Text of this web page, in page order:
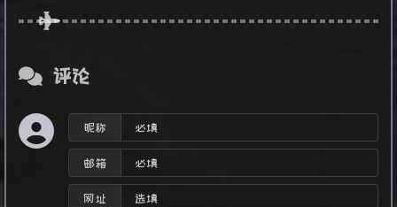
评论
昵称
邮箱
网址